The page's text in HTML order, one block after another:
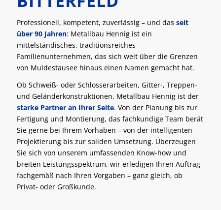
Professionell, kompetent, zuverlässig – und das seit
über 90 Jahren: Metallbau Hennig ist ein
mittelständisches, traditionsreiches
Familienunternehmen, das sich weit über die Grenzen
von Muldestausee hinaus einen Namen gemacht hat.
Ob Schweiß- oder Schlosserarbeiten, Gitter-, Treppen-
und Geländerkonstruktionen, Metallbau Hennig ist der
starke Partner an Ihrer Seite. Von der Planung bis zur
Fertigung und Montierung, das fachkundige Team berät
Sie gerne bei Ihrem Vorhaben – von der intelligenten
Projektierung bis zur soliden Umsetzung. Überzeugen
Sie sich von unserem umfassenden Know-how und
breiten Leistungsspektrum, wir erledigen Ihren Auftrag
fachgemäß nach Ihren Vorgaben – ganz gleich, ob
Privat- oder Großkunde.